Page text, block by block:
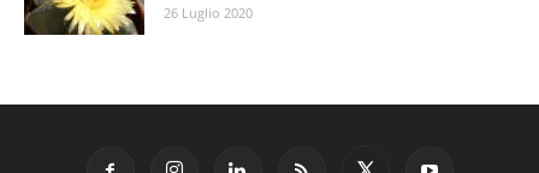
26 Luglio 2020